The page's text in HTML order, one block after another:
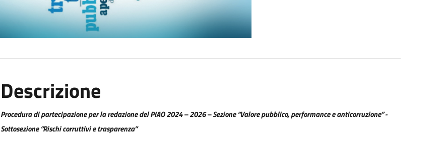
Descrizione
Procedura di partecipazione per la redazione del PIAO 2024 – 2026 – Sezione “Valore pubblico, performance e anticorruzione” -
Sottosezione “Rischi corruttivi e trasparenza”